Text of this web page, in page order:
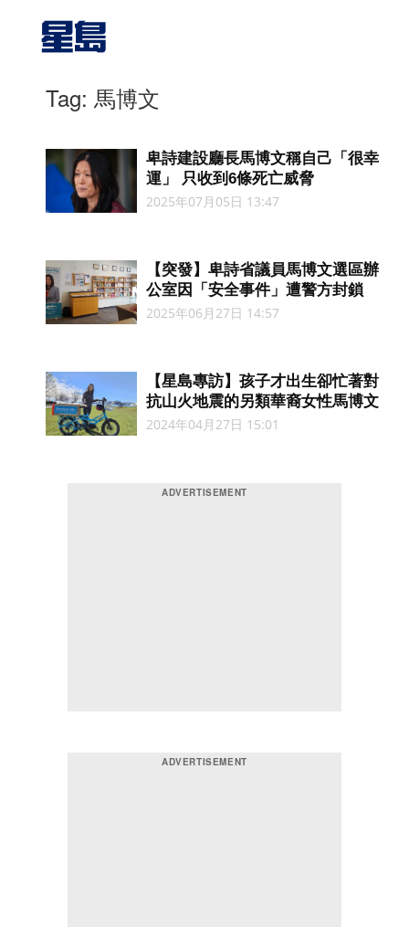
Tag: 馬博文
卑詩建設廳長馬博文稱自己「很幸
運」 只收到6條死亡威脅
2025年07月05日 13:47
【突發】卑詩省議員馬博文選區辦
公室因「安全事件」遭警方封鎖
2025年06月27日 14:57
【星島專訪】孩子才出生卻忙著對
抗山火地震的另類華裔女性馬博文
2024年04月27日 15:01